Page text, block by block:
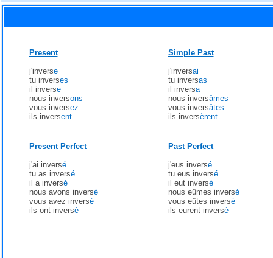
Present
j'inverse
tu inverses
il inverse
nous inversons
vous inversez
ils inversent
Simple Past
j'inversai
tu inversas
il inversa
nous inversâmes
vous inversâtes
ils inversèrent
Present Perfect
j'ai inversé
tu as inversé
il a inversé
nous avons inversé
vous avez inversé
ils ont inversé
Past Perfect
j'eus inversé
tu eus inversé
il eut inversé
nous eûmes inversé
vous eûtes inversé
ils eurent inversé